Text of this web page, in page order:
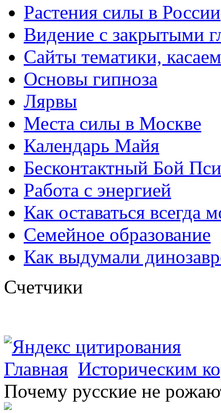
Растения силы в России
Видение с закрытыми
Сайты тематики,
Основы гипноза
Лярвы
Места силы в Москве
Календарь Майя
Бесконтактный Бой
Работа с энергией
Как оставаться всегда
Семейное образование
Как выдумали
Счетчики
Главная Историческим
Почему русские не